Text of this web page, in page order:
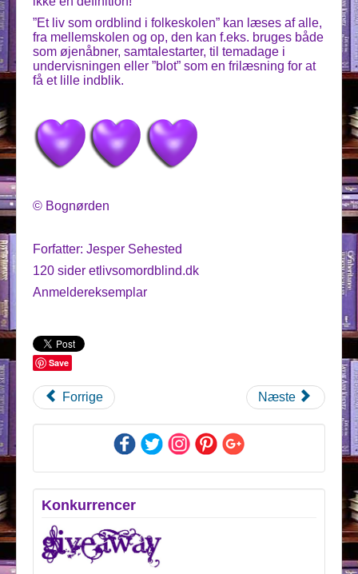
”Et liv som ordblind i folkeskolen” kan læses af alle,
fra mellemskolen og op, den kan f.eks. bruges både
som øjenåbner, samtalestarter, til temadage i
undervisningen eller ”blot” som en frilæsning for at
få et lille indblik.
© Bognørden
Forfatter: Jesper Sehested
120 sider etlivsomordblind.dk
Anmeldereksemplar
Save
Forrige Næste
Konkurrencer